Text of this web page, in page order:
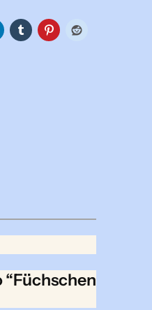
“Füchschen